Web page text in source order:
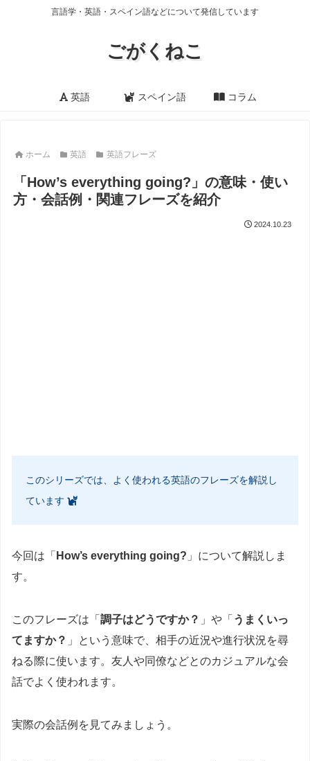
言語学・英語・スペイン語などについて発信しています
ごがくねこ
英語 スペイン語 コラム
ホーム 英語 英語フレーズ
「How’s everything going?」の意味・使い
方・会話例・関連フレーズを紹介
2024.10.23
このシリーズでは、よく使われる英語のフレーズを解説し
ています
今回は「 How’s everything going? 」について解説しま
す。
このフレーズは「 調子はどうですか？ 」や「 うまくいっ
てますか？ 」という意味で、相手の近況や進行状況を尋
ねる際に使います。友人や同僚などとのカジュアルな会
話でよく使われます。
実際の会話例を見てみましょう。